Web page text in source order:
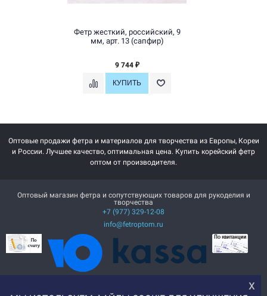
Фетр жесткий, российский, 9
мм, арт. 13 (сапфир)
9 744 ₽
Оптовые продажи фетра и материалов для творчества из Европы, Кореи
и России. Лучшее качество, оптимальная цена. Купить корейский фетр
оптом от производителя.
Оптовый магазин фетра и сопутствующих товаров для рукоделия и
творчества
+7 (977) 329-12-08
info@fetroptom.ru
х